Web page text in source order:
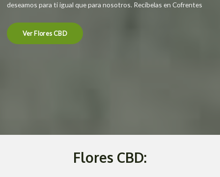
deseamos para ti igual que para nosotros. Recíbelas en Cofrentes
Ver Flores CBD
Flores CBD: